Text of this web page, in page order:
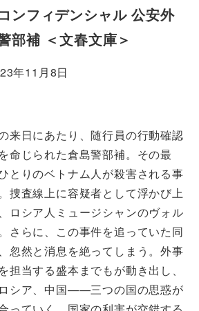
ンフィデンシャル 公安外
部補 ＜文春文庫＞
年11月8日
来日にあたり、随行員の行動確認
命じられた倉島警部補。その最
とりのベトナム人が殺害される事
捜査線上に容疑者として浮かび上
ロシア人ミュージシャンのヴォル
さらに、この事件を追っていた同
忽然と消息を絶ってしまう。外事
担当する盛本までもが動き出し、
シア、中国——三つの国の思惑が